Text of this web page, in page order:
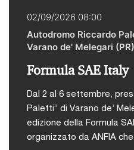
02/09/2026 08:00
Autodromo Riccardo
Varano de' Melegari (PR)
Formula SAE Italy
Dal 2 al 6 settembre,
Paletti” di Varano de’
edizione della Formula
organizzato da ANFIA